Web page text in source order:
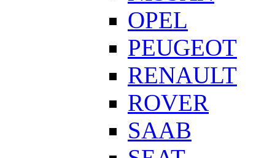
OPEL
PEUGEOT
RENAULT
ROVER
SAAB